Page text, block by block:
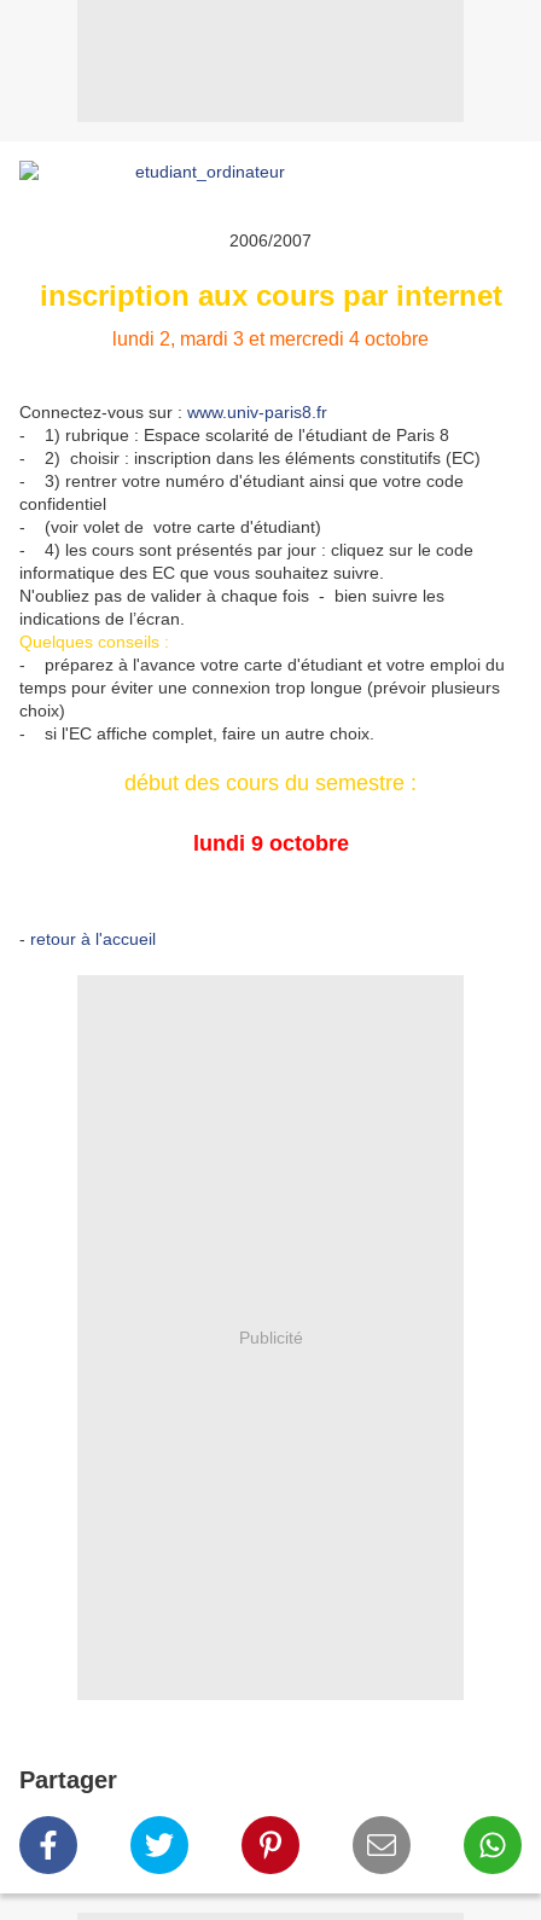
2006/2007
inscription aux cours par internet
lundi 2, mardi 3 et mercredi 4 octobre
Connectez-vous sur : www.univ-paris8.fr
- 1) rubrique : Espace scolarité de l'étudiant de Paris 8
- 2) choisir : inscription dans les éléments constitutifs (EC)
- 3) rentrer votre numéro d'étudiant ainsi que votre code
confidentiel
- (voir volet de votre carte d'étudiant)
- 4) les cours sont présentés par jour : cliquez sur le code
informatique des EC que vous souhaitez suivre.
N'oubliez pas de valider à chaque fois - bien suivre les
indications de l’écran.
Quelques conseils :
- préparez à l'avance votre carte d'étudiant et votre emploi du
temps pour éviter une connexion trop longue (prévoir plusieurs
choix)
- si l'EC affiche complet, faire un autre choix.
début des cours du semestre :
lundi 9 octobre
- retour à l'accueil
Publicité
Partager